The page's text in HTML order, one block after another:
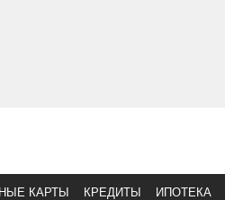
КАРТЫ КРЕДИТЫ ИПОТЕКА